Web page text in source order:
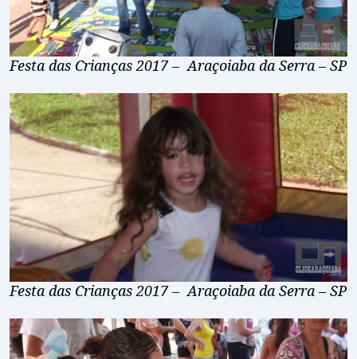
Festa das Crianças 2017 – Araçoiaba da Serra – SP
Festa das Crianças 2017 – Araçoiaba da Serra – SP